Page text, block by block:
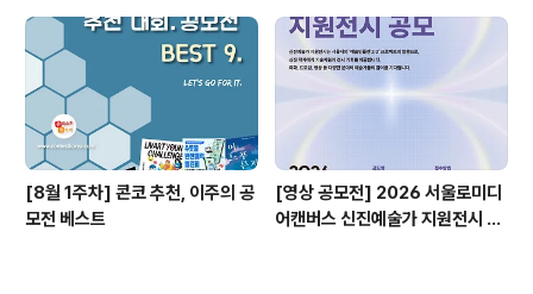
[8월 1주차] 콘코 추천, 이주의 공
모전 베스트
[영상 공모전] 2026 서울로미디
어캔버스 신진예술가 지원전시 공